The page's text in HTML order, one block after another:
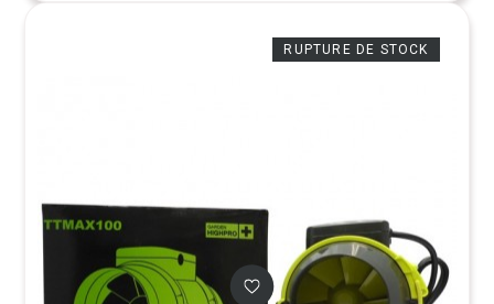
RUPTURE DE STOCK